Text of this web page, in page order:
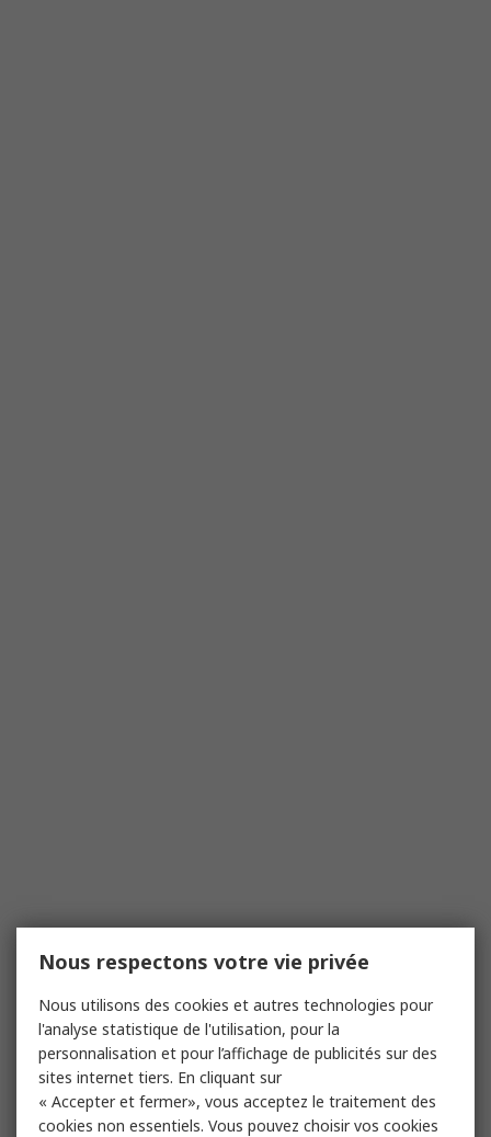
Nous respectons votre vie privée
Nous utilisons des cookies et autres technologies pour
l'analyse statistique de l'utilisation, pour la
personnalisation et pour l’affichage de publicités sur des
sites internet tiers. En cliquant sur
« Accepter et fermer», vous acceptez le traitement des
cookies non essentiels. Vous pouvez choisir vos cookies